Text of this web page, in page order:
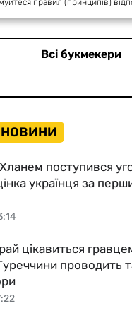
правил (принципів)
Всі букмекери
НОВИНИ
поступився
українця за
цікавиться
проводить